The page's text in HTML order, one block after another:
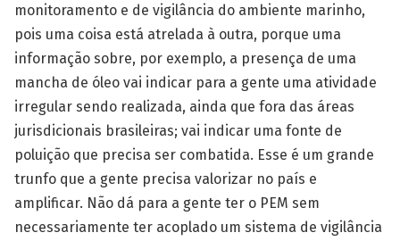
monitoramento e de vigilância do ambiente marinho,
pois uma coisa está atrelada à outra, porque uma
informação sobre, por exemplo, a presença de uma
mancha de óleo vai indicar para a gente uma atividade
irregular sendo realizada, ainda que fora das áreas
jurisdicionais brasileiras; vai indicar uma fonte de
poluição que precisa ser combatida. Esse é um grande
trunfo que a gente precisa valorizar no país e
amplificar. Não dá para a gente ter o PEM sem
necessariamente ter acoplado um sistema de vigilância